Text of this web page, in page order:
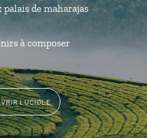
palais de maharajas
à composer
LUCIOLE